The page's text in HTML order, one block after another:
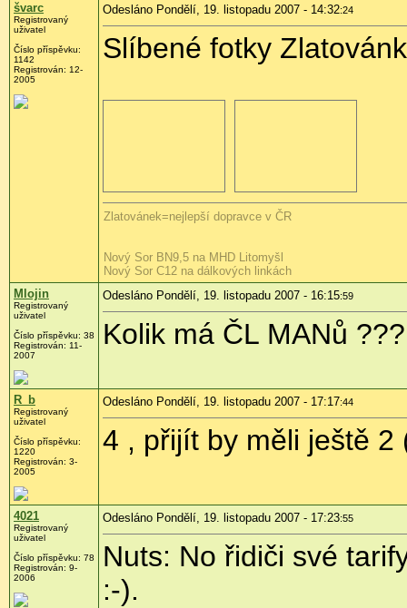
švarc
Registrovaný
uživatel
Číslo příspěvku:
1142
Registrován: 12-
2005
Odesláno Pondělí, 19. listopadu 2007 - 14:32:24
Slíbené fotky
Zlatovánek=nejlepší dopravce v ČR
Nový Sor BN9,5 na MHD Litomyšl
Nový Sor C12 na dálkových linkách
Mlojin
Registrovaný
uživatel
Číslo příspěvku: 38
Registrován: 11-
2007
Odesláno Pondělí, 19. listopadu 2007 - 16:15:59
Kolik má ČL MANů
R_b
Registrovaný
uživatel
Číslo příspěvku:
1220
Registrován: 3-
2005
Odesláno Pondělí, 19. listopadu 2007 - 17:17:44
4 , přijít by měli ještě 2
4021
Registrovaný
uživatel
Číslo příspěvku: 78
Registrován: 9-
2006
Odesláno Pondělí, 19. listopadu 2007 - 17:23:55
Nuts: No řidiči své
:-).